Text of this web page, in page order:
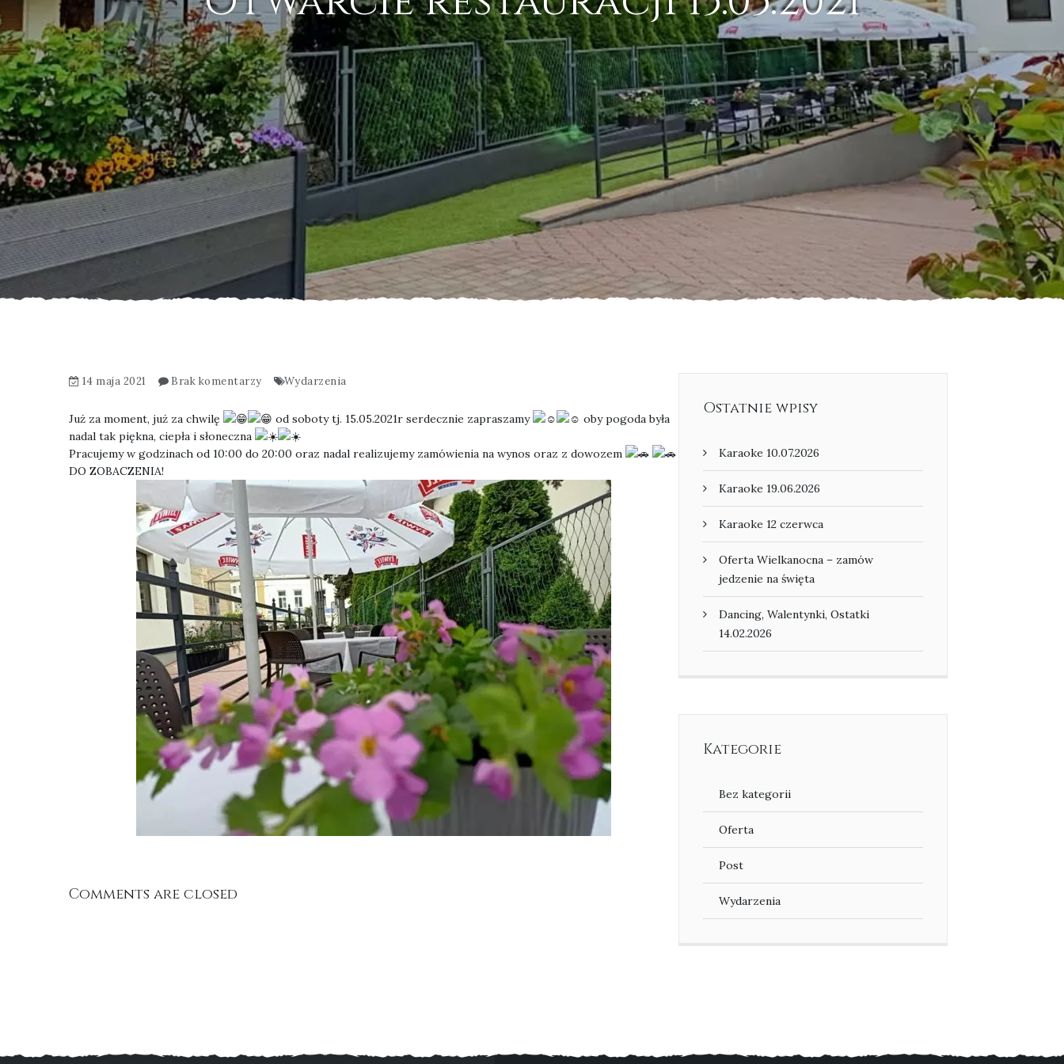
14 maja 2021 Brak komentarzy Wydarzenia
Już za moment, już za chwilę od soboty tj. 15.05.2021r serdecznie zapraszamy
oby pogoda była
nadal tak piękna, ciepła i słoneczna
Pracujemy w godzinach od 10:00 do 20:00 oraz nadal realizujemy zamówienia na wynos oraz z dowozem
DO ZOBACZENIA!
Comments are closed
Ostatnie wpisy
Karaoke 10.07.2026
Karaoke 19.06.2026
Karaoke 12 czerwca
Oferta Wielkanocna – zamów
jedzenie na święta
Dancing, Walentynki, Ostatki
14.02.2026
Kategorie
Bez kategorii
Oferta
Post
Wydarzenia